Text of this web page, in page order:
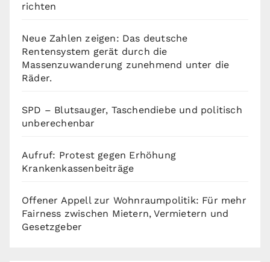
richten
Neue Zahlen zeigen: Das deutsche
Rentensystem gerät durch die
Massenzuwanderung zunehmend unter die
Räder.
SPD – Blutsauger, Taschendiebe und politisch
unberechenbar
Aufruf: Protest gegen Erhöhung
Krankenkassenbeiträge
Offener Appell zur Wohnraumpolitik: Für mehr
Fairness zwischen Mietern, Vermietern und
Gesetzgeber